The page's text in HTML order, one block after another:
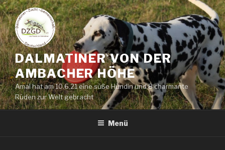
Zum
Inhalt
springen
DALMATINER VON DER
AMBACHER HÖHE
Amal hat am 10.6.21 eine süße Hündin und 8 charmante
Rüden zur Welt gebracht
Menü